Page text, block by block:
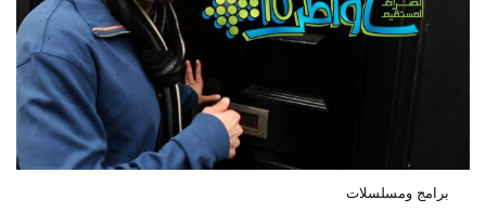
برامج ومسلسلات